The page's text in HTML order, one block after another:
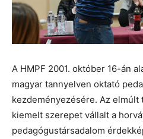
A HMPF 2001. október 16-án
magyar tannyelven oktató
kezdeményezésére. Az
kiemelt szerepet vállalt a
pedagógustársadalom